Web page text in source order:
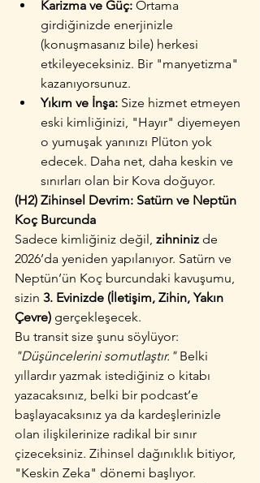
Karizma ve Güç: Ortama
girdiğinizde enerjinizle
(konuşmasanız bile) herkesi
etkileyeceksiniz. Bir "manyetizma"
kazanıyorsunuz.
Yıkım ve İnşa: Size hizmet etmeyen
eski kimliğinizi, "Hayır" diyemeyen
o yumuşak yanınızı Plüton yok
edecek. Daha net, daha keskin ve
sınırları olan bir Kova doğuyor.
(H2) Zihinsel Devrim: Satürn ve Neptün
Koç Burcunda
Sadece kimliğiniz değil, zihniniz de
2026’da yeniden yapılanıyor. Satürn ve
Neptün’ün Koç burcundaki kavuşumu,
sizin 3. Evinizde (İletişim, Zihin, Yakın
Çevre) gerçekleşecek.
Bu transit size şunu söylüyor:
"Düşüncelerini somutlaştır." Belki
yıllardır yazmak istediğiniz o kitabı
yazacaksınız, belki bir podcast’e
başlayacaksınız ya da kardeşlerinizle
olan ilişkilerinize radikal bir sınır
çizeceksiniz. Zihinsel dağınıklık bitiyor,
"Keskin Zeka" dönemi başlıyor.